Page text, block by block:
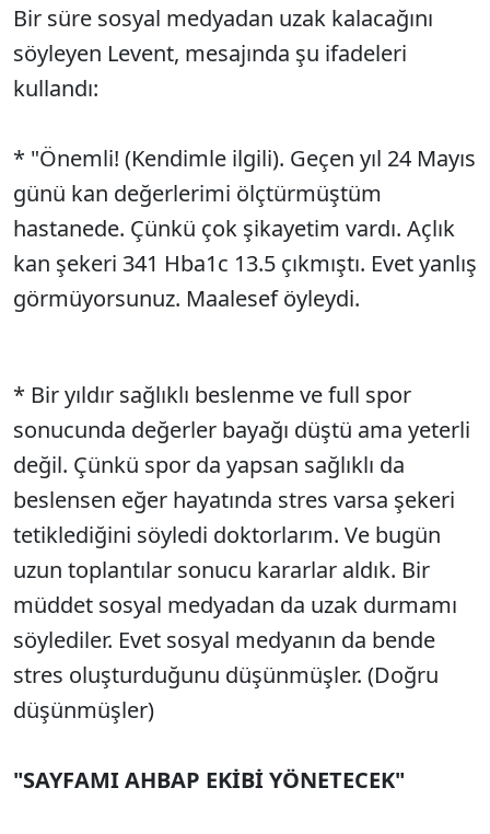
Bir süre sosyal medyadan uzak kalacağını
söyleyen Levent, mesajında şu ifadeleri
kullandı:
* "Önemli! (Kendimle ilgili). Geçen yıl 24 Mayıs
günü kan değerlerimi ölçtürmüştüm
hastanede. Çünkü çok şikayetim vardı. Açlık
kan şekeri 341 Hba1c 13.5 çıkmıştı. Evet yanlış
görmüyorsunuz. Maalesef öyleydi.
* Bir yıldır sağlıklı beslenme ve full spor
sonucunda değerler bayağı düştü ama yeterli
değil. Çünkü spor da yapsan sağlıklı da
beslensen eğer hayatında stres varsa şekeri
tetiklediğini söyledi doktorlarım. Ve bugün
uzun toplantılar sonucu kararlar aldık. Bir
müddet sosyal medyadan da uzak durmamı
söylediler. Evet sosyal medyanın da bende
stres oluşturduğunu düşünmüşler. (Doğru
düşünmüşler)
"SAYFAMI AHBAP EKİBİ YÖNETECEK"